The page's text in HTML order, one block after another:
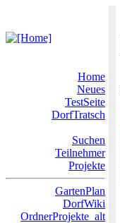
Home
Neues
TestSeite
DorfTratsch
Suchen
Teilnehmer
Projekte
GartenPlan
DorfWiki
OrdnerProjekte_alt